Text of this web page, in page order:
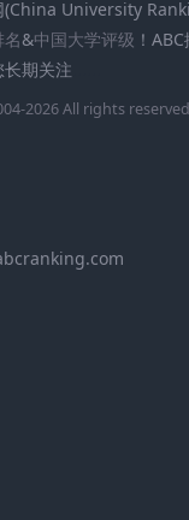
(China University
&中国大学评级 ！
期关注
2026 All rights reserved